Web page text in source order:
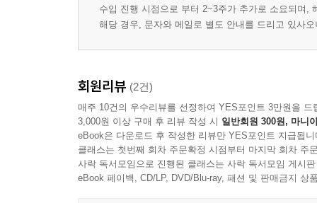
수입 진행 시점으로 부터 2~3주가 추가로 소요되며,
해당 경우, 문자와 메일로 별도 안내를 드리고 있사
회원리뷰 (2건)
매주 10건의 우수리뷰를 선정하여 YES포인트 3만원을 드
3,000원 이상 구매 후 리뷰 작성 시 일반회원 300원, 마니
eBook은 다운로드 후 작성한 리뷰만 YES포인트 지급됩니
클래스는 첫번째 회차 주문확정 시점부터 마지막 회차 주
사락 독서모임으로 진행된 클래스는 사락 독서모임 게시
eBook 페이백, CD/LP, DVD/Blu-ray, 패션 및 판매금지 상